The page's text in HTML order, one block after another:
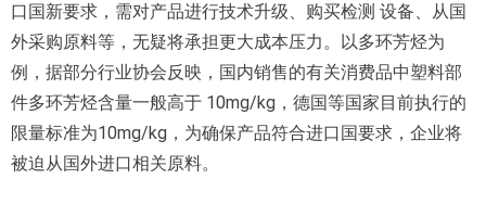
口国新要求，需对产品进行技术升级、购买检测 设备、从国
外采购原料等，无疑将承担更大成本压力。以多环芳烃为
例，据部分行业协会反映，国内销售的有关消费品中塑料部
件多环芳烃含量一般高于 10mg/kg，德国等国家目前执行的
限量标准为10mg/kg，为确保产品符合进口国要求，企业将
被迫从国外进口相关原料。